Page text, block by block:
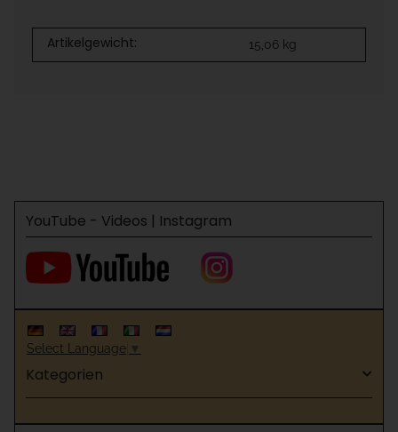
Artikelgewicht: 15,06 kg
YouTube - Videos | Instagram
Select Language ▼
Kategorien